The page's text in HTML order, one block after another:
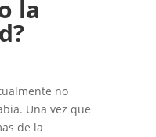
la
no
Una vez que
de la